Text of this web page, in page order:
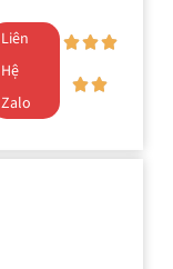
Liên
Hệ
Zalo